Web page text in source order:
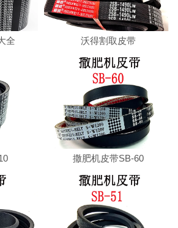
全 沃得割取皮带
撒肥机皮带SB-60